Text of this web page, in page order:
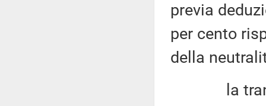
previa
per cento
della
la